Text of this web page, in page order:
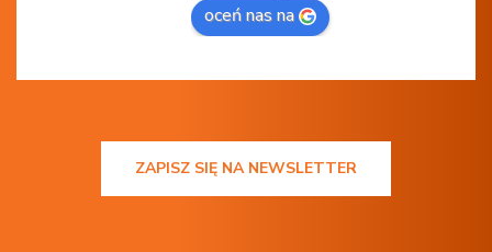
oceń nas na
ZAPISZ SIĘ NA NEWSLETTER